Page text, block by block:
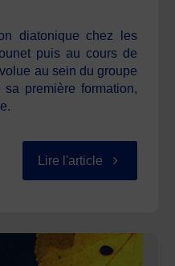
diatonique chez les
puis au cours de
au sein du groupe
première formation,
Lire l'article "MAUREL